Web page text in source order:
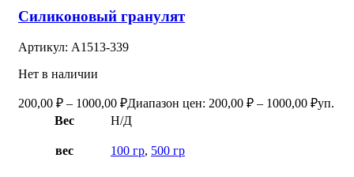
Силиконовый гранулят
Артикул: А1513-339
Нет в наличии
200,00 ₽ – 1000,00 ₽Диапазон цен: 200,00 ₽ – 1000,00 ₽уп.
Вес
Н/Д
вес 100 гр, 500 гр